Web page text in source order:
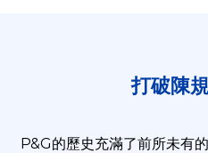
打破陳
P&G的歷史充滿了前所未有